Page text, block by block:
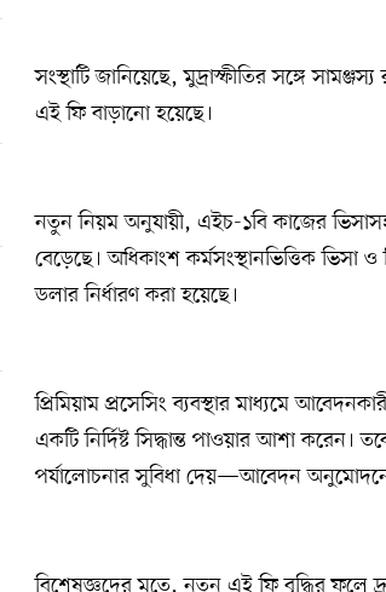
সংস্থাটি জানিয়েছে, মুদ্রাস্ফীতির সঙ্গে
এই ফি বাড়ানো হয়েছে।
নতুন নিয়ম অনুযায়ী, এইচ-১বি কাজের ভিসাসহ
বেড়েছে। অধিকাংশ কর্মসংস্থানভিত্তিক ভিসা
ডলার নির্ধারণ করা হয়েছে।
প্রিমিয়াম প্রসেসিং ব্যবস্থার মাধ্যমে
একটি নির্দিষ্ট সিদ্ধান্ত পাওয়ার আশা
পর্যালোচনার সুবিধা দেয়—আবেদন
বিশেষজ্ঞদের মতে, নতুন এই ফি বৃদ্ধির ফলে